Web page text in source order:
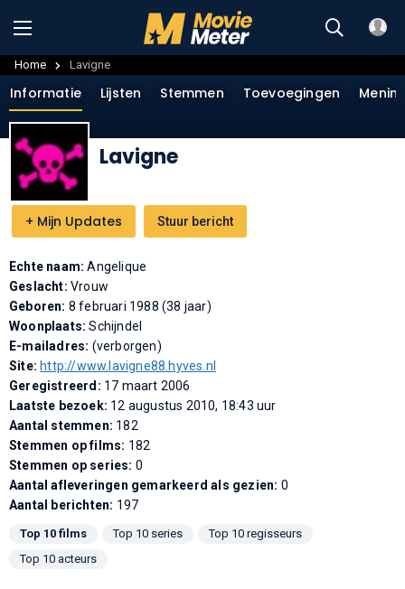
Home Lavigne
+ Mijn Updates Stuur bericht
Informatie Lijsten Stemmen Toevoegingen
Lavigne
Echte naam:Angelique
Geslacht: Vrouw
Geboren: 8 februari 1988 (38 jaar)
Woonplaats:Schijndel
E-mailadres: (verborgen)
Site: http://www.lavigne88.hyves.nl
Geregistreerd: 17 maart 2006
Laatste bezoek: 12 augustus 2010, 18:43 uur
Aantal stemmen: 182
Stemmen op films: 182
Stemmen op series: 0
Aantal afleveringen gemarkeerd als gezien: 0
Aantal berichten: 197
Top 10 films Top 10 series
Top 10 regisseurs
Top 10 acteurs